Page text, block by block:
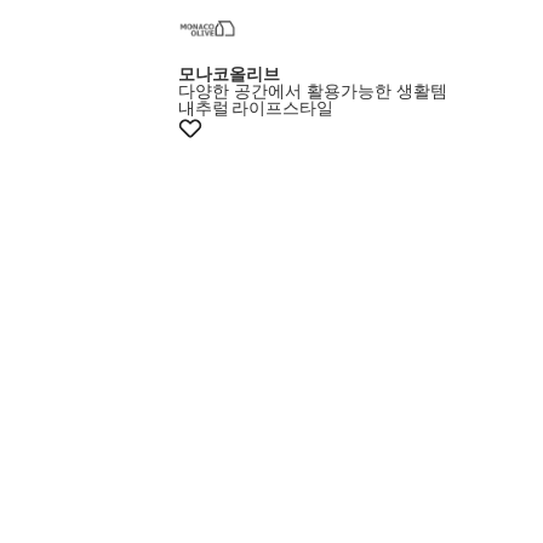
+10%쿠폰
모나코올리브
다양한 공간에서 활용가능한 생활템
내추럴 라이프스타일